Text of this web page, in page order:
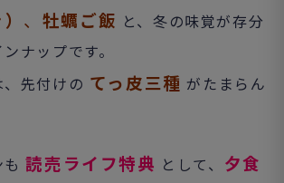
、 牡蠣ご飯 と、冬の味覚が存分
ナップです。
先付けの てっ皮三種 がたまらん
も読売ライフ特典 として、 夕食